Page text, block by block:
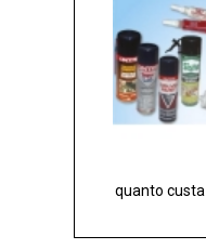
quanto